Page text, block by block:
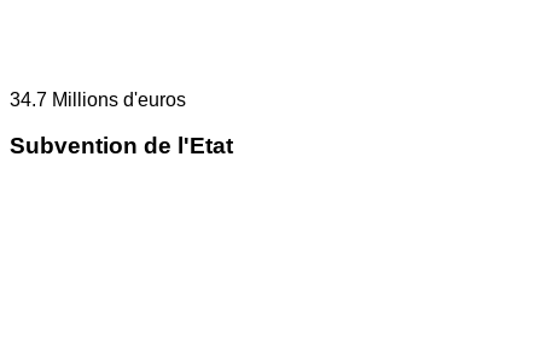
34.7 Millions d'euros
Subvention de l'Etat